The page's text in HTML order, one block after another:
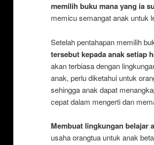
memilih buku mana yang ia
memicu semangat anak untuk
Setelah pentahapan memilih
tersebut kepada anak setiap
akan terbiasa dengan
anak, perlu diketahui untuk
sehingga anak dapat
cepat dalam mengerti dan
Membuat lingkungan belajar
usaha orangtua untuk anak